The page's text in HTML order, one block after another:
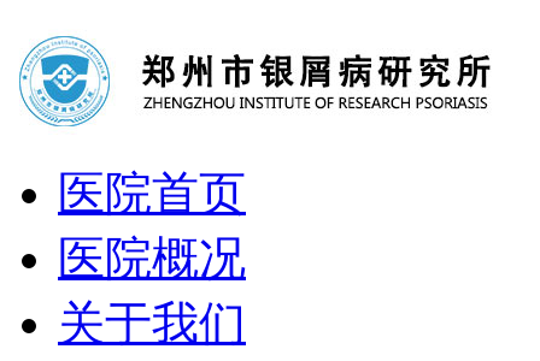
医院首页
医院概况
关于我们